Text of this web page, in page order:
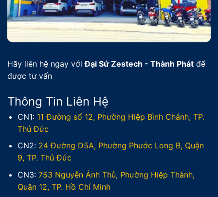
Hãy liên hệ ngay vớiĐại Sứ Zestech - Thành Phát để
được tư vấn
Thông Tin Liên Hệ
CN1: 11 Đường số 12, Phường Hiệp Bình Chánh, TP.
Thủ Đức
CN2: 24 Đường D5A, Phường Phước Long B, Quận
9, TP. Thủ Đức
CN3: 753 Nguyễn Ảnh Thủ, Phường Hiệp Thành,
Quận 12, TP. Hồ Chí Minh